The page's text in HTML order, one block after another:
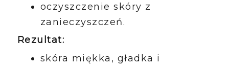
oczyszczenie skóry z
zanieczyszczeń.
Rezultat:
skóra miękka, gładka i